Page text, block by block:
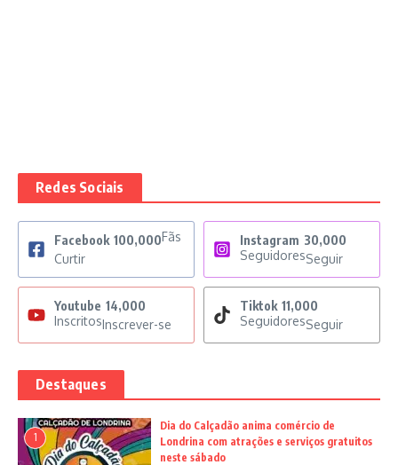
Redes Sociais
Facebook 100,000Fãs
Curtir
Instagram 30,000
SeguidoresSeguir
Youtube 14,000
InscritosInscrever-se
Tiktok 11,000
SeguidoresSeguir
Destaques
1
Dia do Calçadão anima comércio de
Londrina com atrações e serviços gratuitos
neste sábado